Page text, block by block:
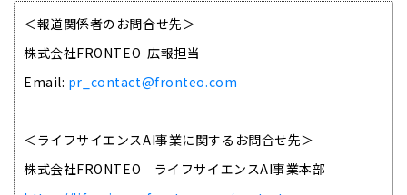
＜報道関係者のお問合せ先＞
株式会社FRONTEO 広報担当
Email: pr_contact@fronteo.com
＜ライフサイエンスAI事業に関するお問合せ先＞
株式会社FRONTEO ライフサイエンスAI事業本部